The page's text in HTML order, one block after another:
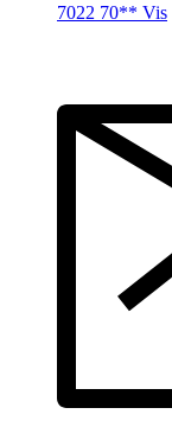
7022 70** Vis